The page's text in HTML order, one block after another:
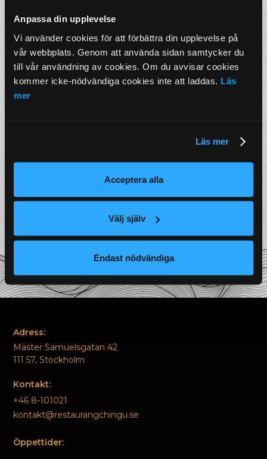
Anpassa din upplevelse
Vi använder cookies för att förbättra din upplevelse på
vår webbplats. Genom att använda sidan samtycker du
till vår användning av cookies. Om du avvisar cookies
kommer icke-nödvändiga cookies inte att laddas. Läs
mer
Läs mer
Acceptera alla
Välj själv
Endast nödvändiga
Vi erbjuder både à la carte och färdiga setmenyer
frälst.
För oss är det här mer än en måltid.
Det handlar om stunder, smaker och den varma
Chingu – Premium Korean BBQ med känsla
för varje detalj.
Adress:
Mäster Samuelsgatan 42
111 57, Stockholm
Kontakt:
+46 8-101021
kontakt@restaurangchingu.se
Öppettider: